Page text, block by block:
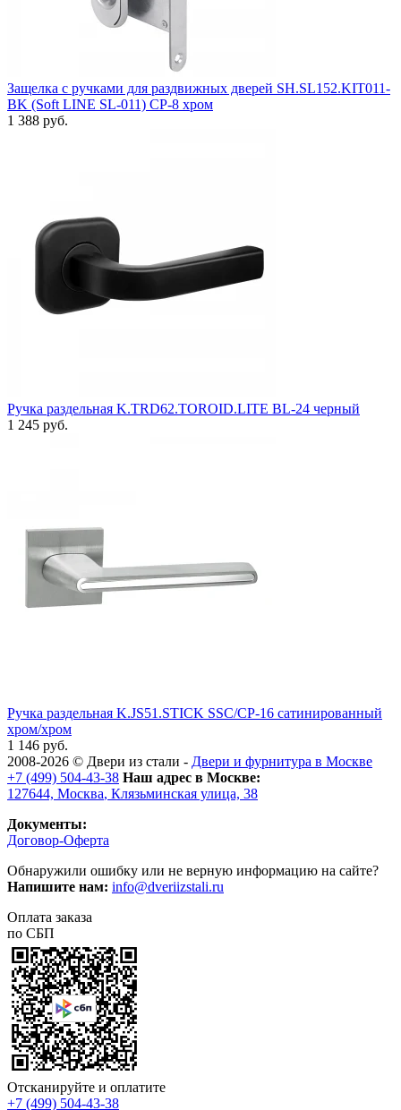
Защелка с ручками для раздвижных дверей SH.SL152.KIT011-
BK (Soft LINE SL-011) СP-8 хром
1 388 руб.
Ручка раздельная K.TRD62.TOROID.LITE BL-24 черный
1 245 руб.
Ручка раздельная K.JS51.STICK SSC/CP-16 сатинированный
хром/хром
1 146 руб.
2008-2026 © Двери из стали - Двери и фурнитура в Москве
+7 (499) 504-43-38 Наш адрес в Москве:
127644, Москва, Клязьминская улица, 38
Документы:
Договор-Оферта
Обнаружили ошибку или не верную информацию на сайте?
Напишите нам: info@dveriizstali.ru
Оплата заказа
по СБП
Отсканируйте и оплатите
+7 (499) 504-43-38